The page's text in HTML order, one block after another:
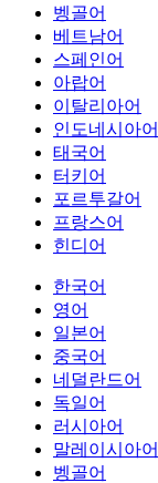
벵골어
베트남어
스페인어
아랍어
이탈리아어
인도네시아어
태국어
터키어
포르투갈어
프랑스어
힌디어
한국어
영어
일본어
중국어
네덜란드어
독일어
러시아어
말레이시아어
벵골어